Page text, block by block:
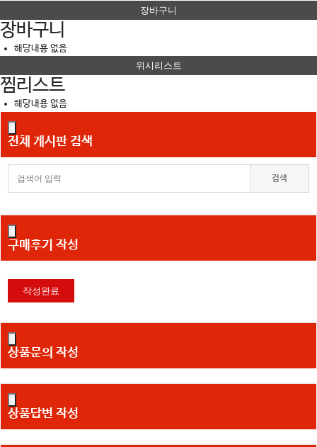
장바구니
장바구니
해당내용 없음
위시리스트
찜리스트
해당내용 없음
전체 게시판 검색
검색
구매후기 작성
상품문의 작성
상품답변 작성